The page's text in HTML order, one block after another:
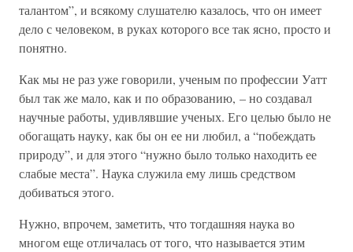
талантом”, и всякому слушателю казалось, что он имеет
дело с человеком, в руках которого все так ясно, просто и
понятно.
Как мы не раз уже говорили, ученым по профессии Уатт
был так же мало, как и по образованию, – но создавал
научные работы, удивлявшие ученых. Его целью было не
обогащать науку, как бы он ее ни любил, а “побеждать
природу”, и для этого “нужно было только находить ее
слабые места”. Наука служила ему лишь средством
добиваться этого.
Нужно, впрочем, заметить, что тогдашняя наука во
многом еще отличалась от того, что называется этим